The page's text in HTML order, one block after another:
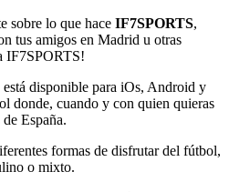
sobre lo que hace IF7SPORTS,
tus amigos en Madrid u otras
IF7SPORTS!
disponible para iOs, Android y
donde, cuando y con quien quieras
España.
formas de disfrutar del fútbol,
o mixto.